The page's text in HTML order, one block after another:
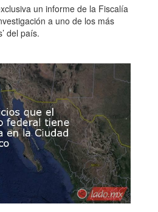
un informe de la Fiscalía
a uno de los más
del país.